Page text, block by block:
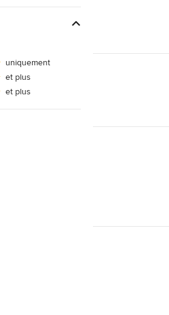
uniquement
et plus
et plus